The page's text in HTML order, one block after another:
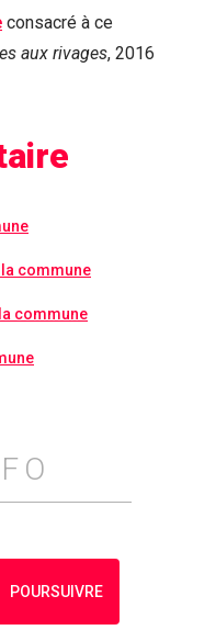
consacré à ce
aux rivages, 2016
commune
commune
POURSUIVRE